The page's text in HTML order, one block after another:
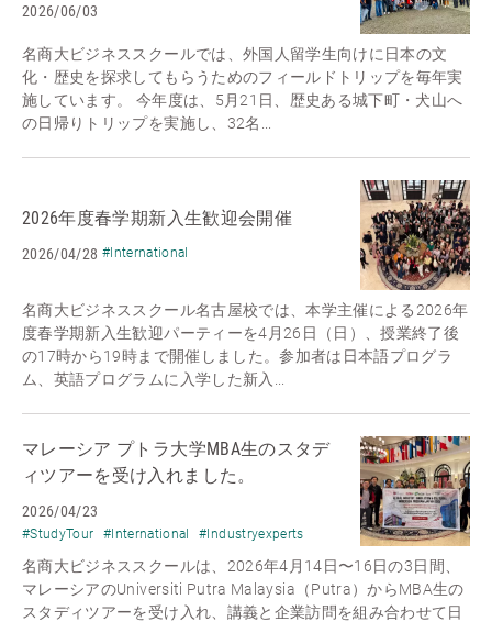
2026/06/03
名商大ビジネススクールでは、外国人留学生向けに日本の文
化・歴史を探求してもらうためのフィールドトリップを毎年実
施しています。 今年度は、5月21日、歴史ある城下町・犬山へ
の日帰りトリップを実施し、32名...
2026年度春学期新入生歓迎会開催
2026/04/28 #International
名商大ビジネススクール名古屋校では、本学主催による2026年
度春学期新入生歓迎パーティーを4月26日（日）、授業終了後
の17時から19時まで開催しました。参加者は日本語プログラ
ム、英語プログラムに入学した新入...
マレーシア プトラ大学MBA生のスタデ
ィツアーを受け入れました。
2026/04/23
#StudyTour #International #Industryexperts
名商大ビジネススクールは、2026年4月14日〜16日の3日間、
マレーシアのUniversiti Putra Malaysia（Putra）からMBA生の
スタディツアーを受け入れ、講義と企業訪問を組み合わせて日